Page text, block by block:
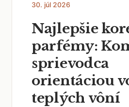
30. júl 2026
Najlepšie
parfémy:
sprievodca
orientáciou
teplých vôní